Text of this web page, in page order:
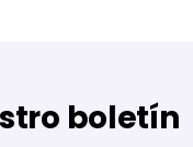
boletín